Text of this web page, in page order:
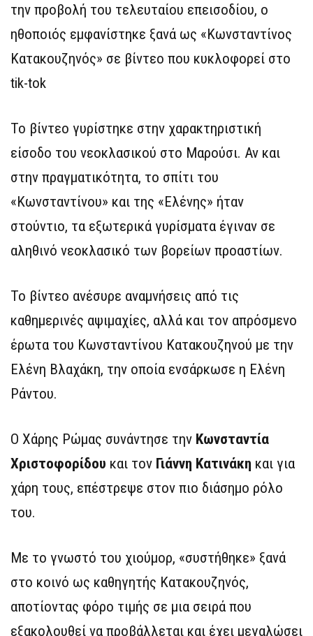
την προβολή του τελευταίου επεισοδίου, ο
ηθοποιός εμφανίστηκε ξανά ως «Κωνσταντίνος
Κατακουζηνός» σε βίντεο που κυκλοφορεί στο
tik-tok
Το βίντεο γυρίστηκε στην χαρακτηριστική
είσοδο του νεοκλασικού στο Μαρούσι. Αν και
στην πραγματικότητα, το σπίτι του
«Κωνσταντίνου» και της «Ελένης» ήταν
στούντιο, τα εξωτερικά γυρίσματα έγιναν σε
αληθινό νεοκλασικό των βορείων προαστίων.
Το βίντεο ανέσυρε αναμνήσεις από τις
καθημερινές αψιμαχίες, αλλά και τον απρόσμενο
έρωτα του Κωνσταντίνου Κατακουζηνού με την
Ελένη Βλαχάκη, την οποία ενσάρκωσε η Ελένη
Ράντου.
Ο Χάρης Ρώμας συνάντησε την Κωνσταντία
Χριστοφορίδου και τον Γιάννη Κατινάκη και για
χάρη τους, επέστρεψε στον πιο διάσημο ρόλο
του.
Με το γνωστό του χιούμορ, «συστήθηκε» ξανά
στο κοινό ως καθηγητής Κατακουζηνός,
αποτίοντας φόρο τιμής σε μια σειρά που
εξακολουθεί να προβάλλεται και έχει μεγαλώσει